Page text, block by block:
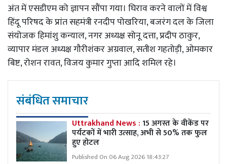
अंत में एसडीएम को ज्ञापन सौंपा गया। घिराव करने वालों में विश्व
हिंदू परिषद के प्रांत सहमंत्री रनदीप पोखरिया, बजरंग दल के जिला
संयोजक हिमांशु कन्याल, नगर अध्यक्ष सोनू दत्ता, प्रदीप ठाकुर,
व्यापार मंडल अध्यक्ष गौरीशंकर अग्रवाल, सतीश गहतोड़ी, ओमकार
बिष्ट, रोशन रावत, विजय कुमार गुप्ता आदि शमिल रहे।
संबंधित समाचार
Uttrakhand News :15 अगस्त के वीकेंड पर
पर्यटकों में भारी उत्साह, अभी से 50% तक फुल
हुए होटल
Published On 06 Aug 2026 18:43:27